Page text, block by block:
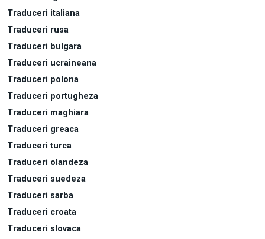
Traduceri italiana
Traduceri rusa
Traduceri bulgara
Traduceri ucraineana
Traduceri polona
Traduceri portugheza
Traduceri maghiara
Traduceri greaca
Traduceri turca
Traduceri olandeza
Traduceri suedeza
Traduceri sarba
Traduceri croata
Traduceri slovaca